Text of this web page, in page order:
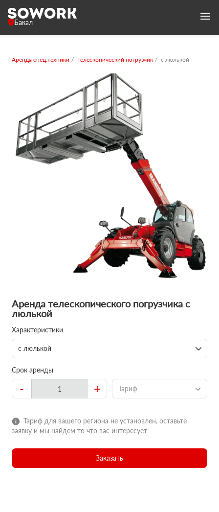
Бакал
Аренда спец.техники Телескопический погрузчик с люлькой
Аренда телескопического погрузчика с
люлькой
Характеристики
с люлькой
Срок аренды
- + Тариф
Тариф для вашего региона не установлен, оставьте
заявку и мы найдем то что вас интересует
Заказать